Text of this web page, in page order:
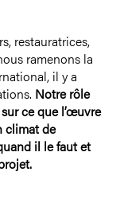
restauratrices,
ramenons la
il y a
Notre rôle
ce que l’œuvre
climat de
il le faut et